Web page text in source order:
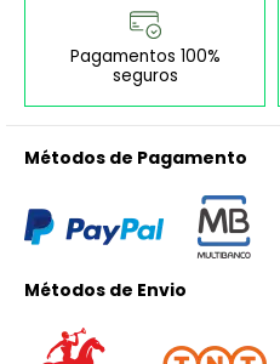
Pagamentos 100%
seguros
Métodos de Pagamento
Métodos de Envio